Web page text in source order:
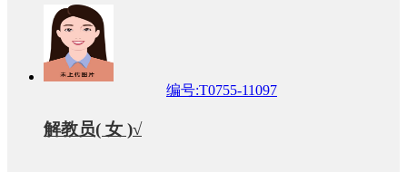
编号:T0755-11097
解教员( 女 )√